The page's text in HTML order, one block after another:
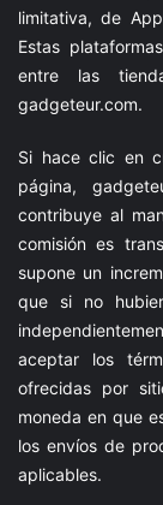
limitativa, de
Estas
entre las
gadgeteur.com.
Si hace clic en
página,
contribuye al
comisión es
supone un
que si no
aceptar los
ofrecidas por
moneda en que
los envíos de
aplicables.